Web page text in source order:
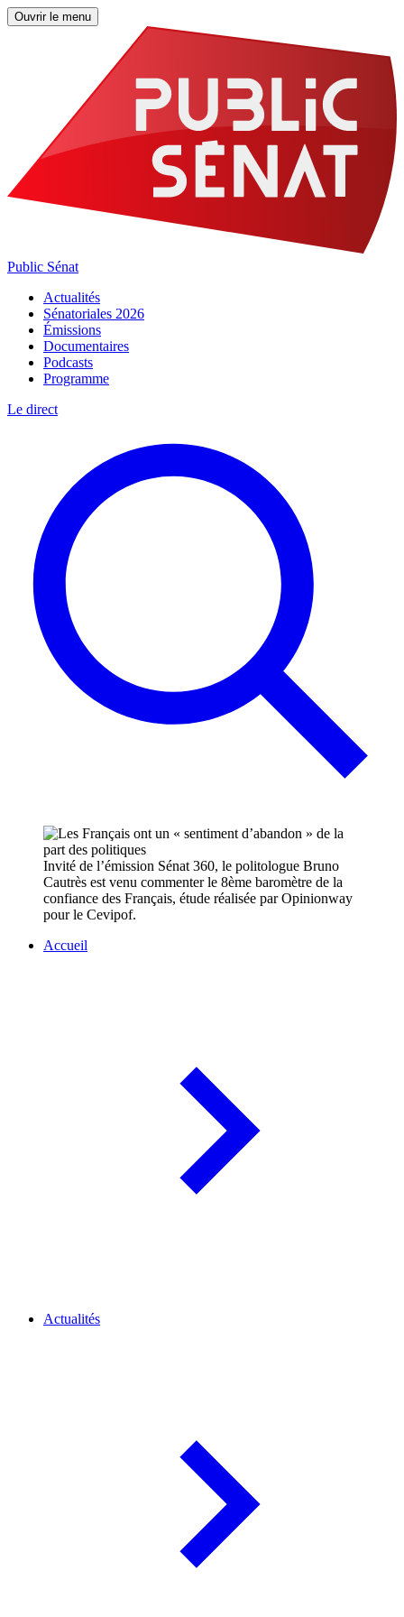
Ouvrir le menu
Public Sénat
Actualités
Sénatoriales 2026
Émissions
Documentaires
Podcasts
Programme
Le direct
Invité de l’émission Sénat 360, le politologue Bruno
Cautrès est venu commenter le 8ème baromètre de la
confiance des Français, étude réalisée par Opinionway
pour le Cevipof.
Accueil
Actualités